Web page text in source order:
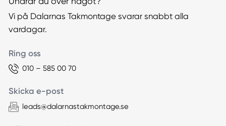
Vi på Dalarnas Takmontage svarar snabbt alla
vardagar.
Ring oss
010 – 585 00 70
Skicka e-post
leads@dalarnastakmontage.se